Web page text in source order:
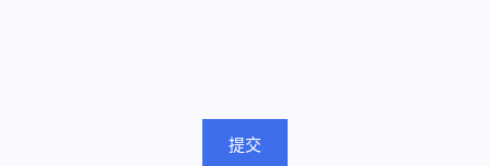
提交